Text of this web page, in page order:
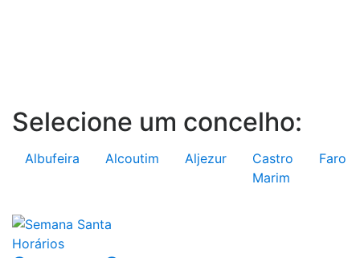
Selecione um concelho:
Albufeira Alcoutim Aljezur
Castro
Marim
Faro
Horários